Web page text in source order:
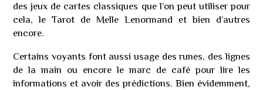
des jeux de cartes classiques que l’on peut utiliser pour
cela, le Tarot de Melle Lenormand et bien d’autres
encore.
Certains voyants font aussi usage des runes, des lignes
de la main ou encore le marc de café pour lire les
informations et avoir des prédictions. Bien évidemment,